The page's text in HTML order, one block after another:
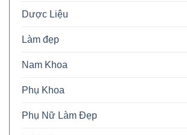
Dược Liệu
Làm đẹp
Nam Khoa
Phụ Khoa
Phụ Nữ Làm Đẹp